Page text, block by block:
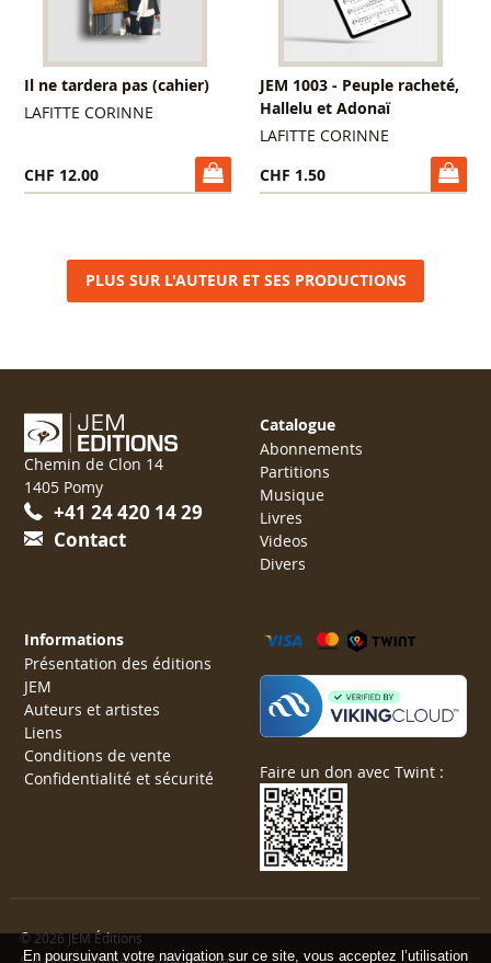
En poursuivant votre navigation sur ce site, vous acceptez l’utilisation
Il ne tardera pas (cahier)
LAFITTE CORINNE
CHF 12.00
JEM 1003 - Peuple racheté,
Hallelu et Adonaï
LAFITTE CORINNE
CHF 1.50
PLUS SUR L'AUTEUR ET SES PRODUCTIONS
Chemin de Clon 14
1405 Pomy
+41 24 420 14 29
Contact
Catalogue
Abonnements
Partitions
Musique
Livres
Videos
Divers
Informations
Présentation des éditions
JEM
Auteurs et artistes
Liens
Conditions de vente
Confidentialité et sécurité
Faire un don avec Twint :
© 2026 JEM Éditions